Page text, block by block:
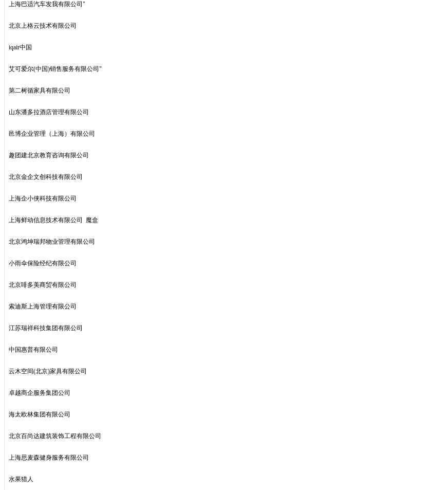
上海巴适汽车发我有限公司"
北京上格云技术有限公司
iqair中国
艾可爱尔(中国)销售服务有限公司"
第二树循家具有限公司
山东潘多拉酒店管理有限公司
邑博企业管理（上海）有限公司
趣团建北京教育咨询有限公司
北京金企文创科技有限公司
上海企小侠科技有限公司
上海鲜动信息技术有限公司 魔盒
北京鸿坤瑞邦物业管理有限公司
小雨伞保险经纪有限公司
北京啡多美商贸有限公司
索迪斯上海管理有限公司
江苏瑞祥科技集团有限公司
中国惠普有限公司
云木空间(北京)家具有限公司
卓越商企服务集团公司
海太欧林集团有限公司
北京百尚达建筑装饰工程有限公司
上海思麦森健身服务有限公司
水果猎人